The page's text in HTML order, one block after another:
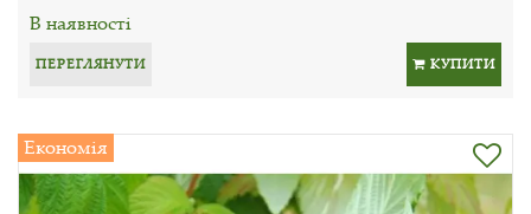
В наявності
ПЕРЕГЛЯНУТИ КУПИТИ
Економія